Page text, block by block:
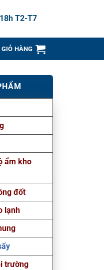
T2-T7
GIỎ HÀNG
ẩm kho
đốt
lạnh
trường